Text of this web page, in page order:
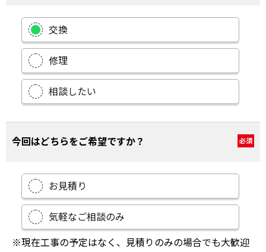
交換
修理
相談したい
今回はどちらをご希望ですか？ 必須
お見積り
気軽なご相談のみ
※現在工事の予定はなく、見積りのみの場合でも大歓迎